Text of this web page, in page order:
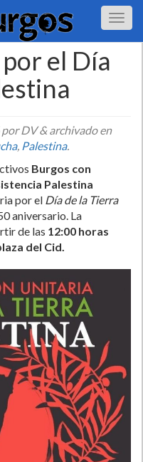
el Día
por DV&archivado en
, Palestina.
Burgos con
Palestina
por el Día de la Tierra
aniversario. La
de las 12:00 horas
del Cid.